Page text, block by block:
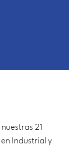
21
Industrial y